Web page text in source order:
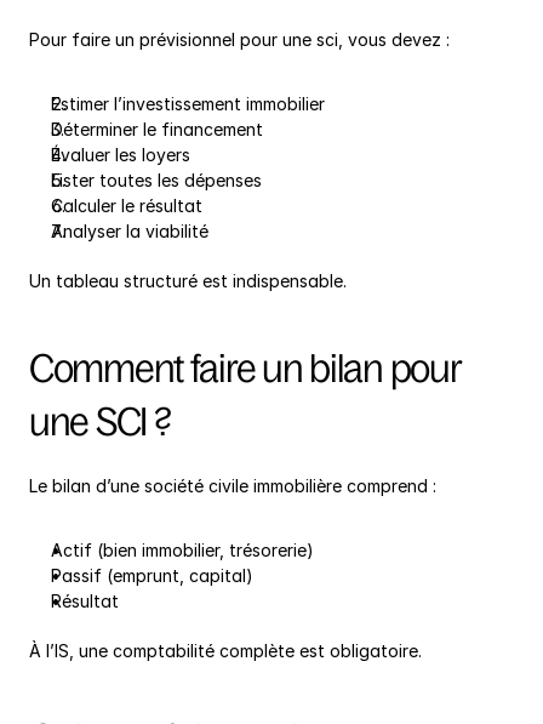
Pour faire un prévisionnel pour une sci, vous devez :
Estimer l’investissement immobilier
Déterminer le financement
Évaluer les loyers
Lister toutes les dépenses
Calculer le résultat
Analyser la viabilité
Un tableau structuré est indispensable.
Comment faire un bilan pour
une SCI ?
Le bilan d’une société civile immobilière comprend :
Actif (bien immobilier, trésorerie)
Passif (emprunt, capital)
Résultat
À l’IS, une comptabilité complète est obligatoire.